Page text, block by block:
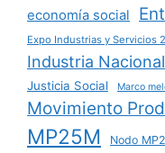
economía social
Expo Industrias y Servicios
Industria Nacional
Justicia Social Marco
Movimiento
MP25M Nodo